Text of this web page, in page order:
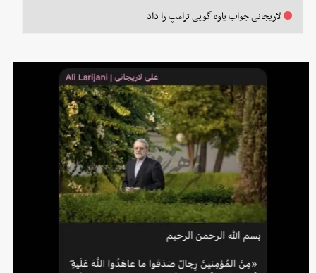
لاریجانی جواب یاوه گویی ترامپ را داد